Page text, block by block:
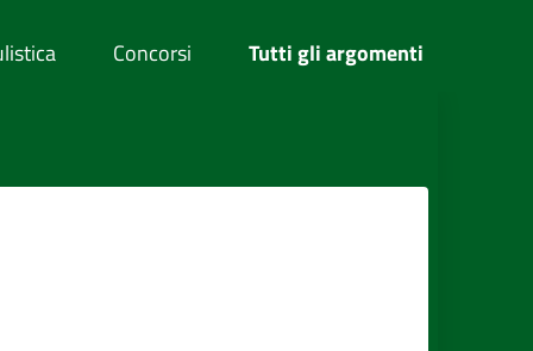
Concorsi Tutti gli argomenti